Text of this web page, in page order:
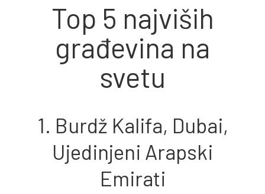
Top 5 najviših
građevina na
svetu
1. Burdž Kalifa, Dubai,
Ujedinjeni Arapski
Emirati